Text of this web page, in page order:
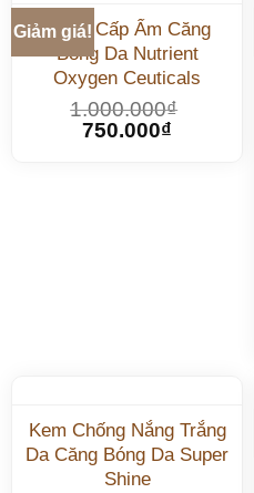
Giảm giá!
Toner Cấp Ẩm Căng
Bóng Da Nutrient
Oxygen Ceuticals
1.000.000₫
750.000₫
Kem Chống Nắng Trắng
Da Căng Bóng Da Super
Shine